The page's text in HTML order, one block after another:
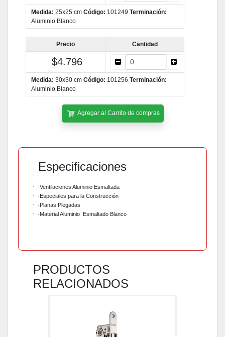
Medida: 25x25 cm Código: 101249 Terminación:
Aluminio Blanco
Precio Cantidad
$4.796
Medida: 30x30 cm Código: 101256 Terminación:
Aluminio Blanco
Agregar al Carrito de compras
Especificaciones
· -Ventilaciones Aluminio Esmaltada
· -Especiales para la Construcción
· -Planas Plegadas
· -Material Aluminio Esmaltado Blanco
PRODUCTOS
RELACIONADOS